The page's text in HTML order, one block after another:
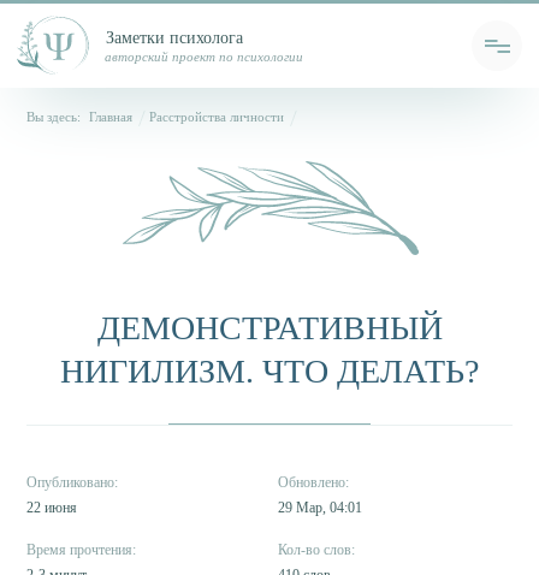
Вы здесь: Главная Расстройства личности
ДЕМОНСТРАТИВНЫЙ
НИГИЛИЗМ. ЧТО ДЕЛАТЬ?
22 июня 29 Мар, 04:01
Заметки психолога
авторский проект по психологии